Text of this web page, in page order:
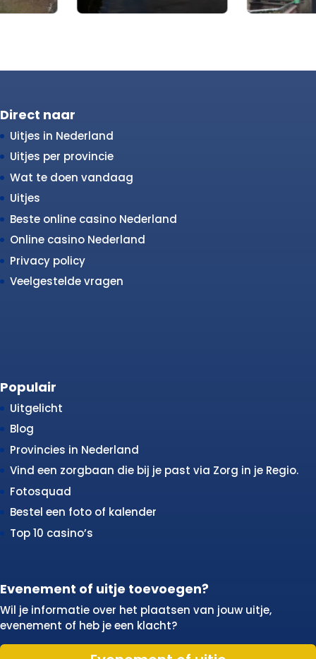
Direct naar
Uitjes in Nederland
Uitjes per provincie
Wat te doen vandaag
Uitjes
Beste online casino Nederland
Online casino Nederland
Privacy policy
Veelgestelde vragen
Populair
Uitgelicht
Blog
Provincies in Nederland
Vind een zorgbaan die bij je past via Zorg in je Regio.
Fotosquad
Bestel een foto of kalender
Top 10 casino’s
Evenement of uitje toevoegen?
Wil je informatie over het plaatsen van jouw uitje,
evenement of heb je een klacht?